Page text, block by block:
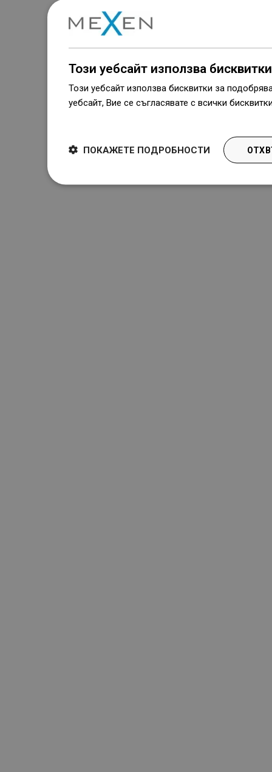
Този уебсайт използва бисквитки
Този уебсайт използва бисквитки за
уебсайт, Вие се съгласявате с всички
ПОКАЖЕТЕ ПОДРОБНОСТИ